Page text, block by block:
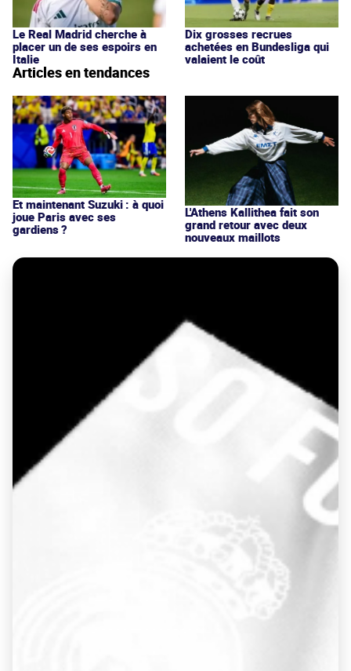
Le Real Madrid cherche à
placer un de ses espoirs en
Italie
Dix grosses recrues
achetées en Bundesliga qui
valaient le coût
Articles en tendances
Et maintenant Suzuki : à quoi
joue Paris avec ses
gardiens ?
L'Athens Kallithea fait son
grand retour avec deux
nouveaux maillots